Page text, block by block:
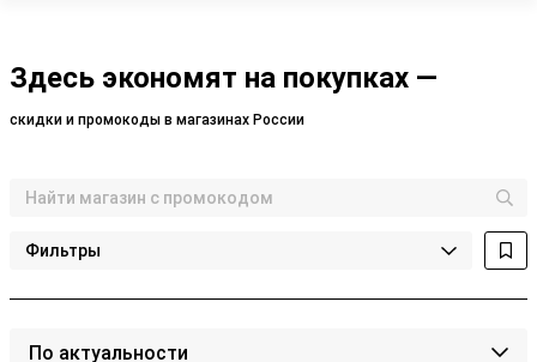
Здесь экономят на покупках —
скидки и промокоды в магазинах России
Фильтры